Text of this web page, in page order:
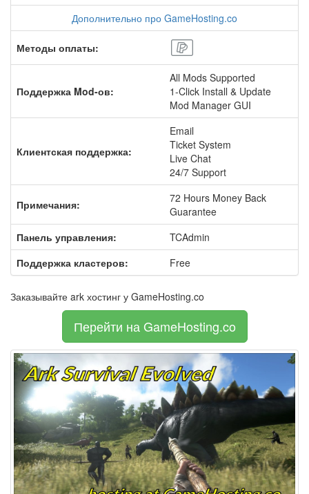
Дополнительно про GameHosting.co
Методы оплаты:
Поддержка Mod-ов:
All Mods Supported
1-Click Install & Update
Mod Manager GUI
Клиентская поддержка:
Email
Ticket System
Live Chat
24/7 Support
Примечания:
72 Hours Money Back
Guarantee
Панель управления:
TCAdmin
Поддержка кластеров:
Free
Заказывайте ark хостинг у GameHosting.co
Перейти на GameHosting.co